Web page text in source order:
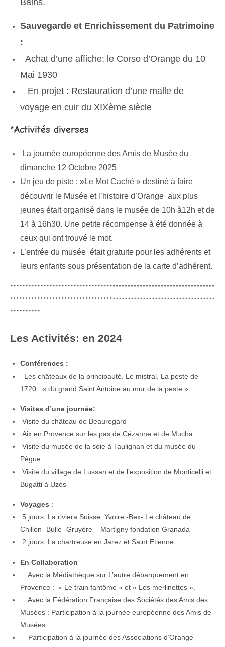
Bains.
Sauvegarde et Enrichissement du Patrimoine
:
Achat d’une affiche: le Corso d’Orange du 10
Mai 1930
En projet : Restauration d’une malle de
voyage en cuir du XIXème siècle
*Activités diverses
La journée européenne des Amis de Musée du
dimanche 12 Octobre 2025
Un jeu de piste : »Le Mot Caché » destiné à faire
découvrir le Musée et l’histoire d’Orange aux plus
jeunes était organisé dans le musée de 10h à12h et de
14 à 16h30. Une petite récompense à été donnée à
ceux qui ont trouvé le mot.
L’entrée du musée était gratuite pour les adhérents et
leurs enfants sous présentation de la carte d’adhérent.
********************************************************************
********************************************************************
**********
Les Activités: en 2024
Conférences :
Les châteaux de la principauté. Le mistral. La peste de
1720 : « du grand Saint Antoine au mur de la peste »
Visites d’une journée:
Visite du château de Beauregard
Aix en Provence sur les pas de Cézanne et de Mucha
Visite du musée de la soie à Taulignan et du musée du
Pègue
Visite du village de Lussan et de l’exposition de Monticelli et
Bugatti à Uzès
Voyages :
5 jours: La riviera Suisse: Yvoire -Bex- Le château de
Chillon- Bulle -Gruyère – Martigny fondation Granada
2 jours: La chartreuse en Jarez et Saint Etienne
En Collaboration
Avec la Médiathèque sur L’autre débarquement en
Provence : « Le train fantôme » et « Les merlinettes ».
Avec la Fédération Française des Sociétés des Amis des
Musées : Participation à la journée européenne des Amis de
Musées
Participation à la journée des Associations d’Orange